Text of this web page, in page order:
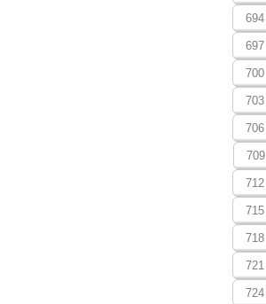
694
697
700
703
706
709
712
715
718
721
724